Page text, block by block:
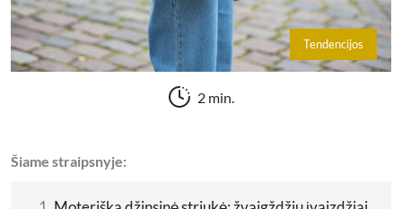
Tendencijos
2 min.
Šiame straipsnyje: